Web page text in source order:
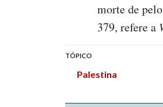
morte de
379, refere a
TÓPICO
Palestina